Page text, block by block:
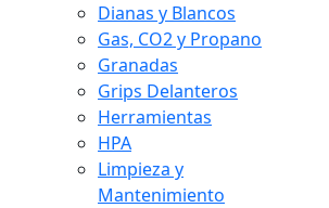
Dianas y Blancos
Gas, CO2 y Propano
Granadas
Grips Delanteros
Herramientas
HPA
Limpieza y
Mantenimiento